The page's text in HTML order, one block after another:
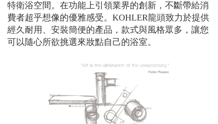
特衛浴空間。在功能上引領業界的創新，不斷帶給消
費者超乎想像的優雅感受。KOHLER龍頭致力於提供
經久耐用、安裝簡便的產品，款式與風格眾多，讓您
可以隨心所欲挑選來妝點自己的浴室。